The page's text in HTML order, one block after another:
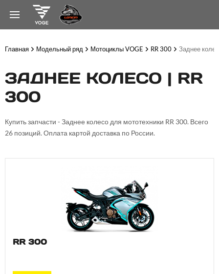
Главная Модельный ряд Мотоциклы VOGE RR 300 Заднее
ЗАДНЕЕ КОЛЕСО | RR
300
Купить запчасти - Заднее колесо для мототехники RR 300. Всего
26 позиций. Оплата картой доставка по России.
RR 300